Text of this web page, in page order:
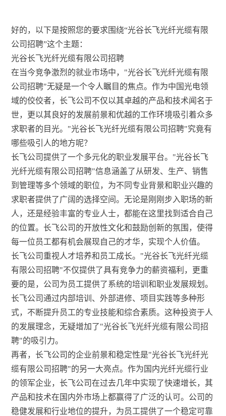
好的，以下是按照您的要求围绕“光谷长飞光纤光缆有限
公司招聘”这个主题：
光谷长飞光纤光缆有限公司招聘
在当今竞争激烈的就业市场中，"光谷长飞光纤光缆有限
公司招聘"无疑是一个令人瞩目的焦点。作为中国光电领
域的佼佼者，长飞公司不仅以其卓越的产品和技术闻名于
世，更以其良好的发展前景和优越的工作环境吸引着众多
求职者的目光。"光谷长飞光纤光缆有限公司招聘"究竟有
哪些吸引人的地方呢？
长飞公司提供了一个多元化的职业发展平台。"光谷长飞
光纤光缆有限公司招聘"信息涵盖了从研发、生产、销售
到管理等多个领域的职位，为不同专业背景和职业兴趣的
求职者提供了广阔的选择空间。无论是刚刚步入职场的新
人，还是经验丰富的专业人士，都能在这里找到适合自己
的位置。长飞公司的开放性文化和鼓励创新的氛围，使得
每一位员工都有机会展现自己的才华，实现个人价值。
长飞公司重视人才培养和员工成长。"光谷长飞光纤光缆
有限公司招聘"不仅提供了具有竞争力的薪资福利，更重
要的是，公司为员工提供了系统的培训和职业发展规划。
长飞公司通过内部培训、外部进修、项目实践等多种形
式，不断提升员工的专业技能和综合素质。这种投资于人
的发展理念，无疑增加了"光谷长飞光纤光缆有限公司招
聘"的吸引力。
再者，长飞公司的企业前景和稳定性是"光谷长飞光纤光
缆有限公司招聘"的另一大亮点。作为国内光纤光缆行业
的领军企业，长飞公司在过去几年中实现了快速增长，其
产品和技术在国内外市场上都赢得了广泛的认可。公司的
稳健发展和行业地位的提升，为员工提供了一个稳定可靠